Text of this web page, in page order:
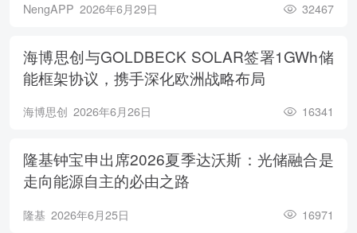
NengAPP 2026年6月29日 32467
海博思创与GOLDBECK SOLAR签署1GWh储
能框架协议，携手深化欧洲战略布局
海博思创 2026年6月26日 16341
隆基钟宝申出席2026夏季达沃斯：光储融合是
走向能源自主的必由之路
隆基 2026年6月25日 16971